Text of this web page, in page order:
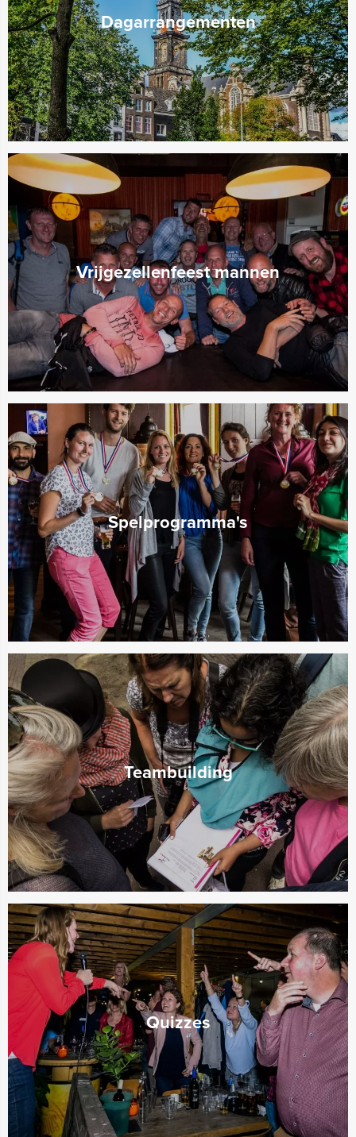
Dagarrangementen
Vrijgezellenfeest mannen
Spelprogramma's
Teambuilding
Quizzes